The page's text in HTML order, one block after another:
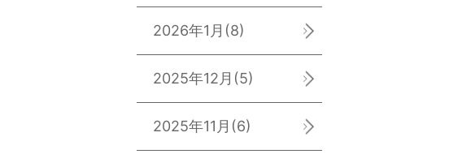
2026年1月 (8)
2025年12月 (5)
2025年11月 (6)